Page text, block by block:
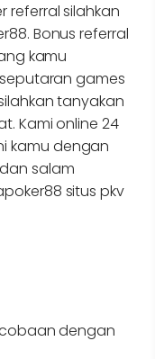
referral silahkan
Bonus referral
kamu
games
tanyakan
Kami online 24
kamu dengan
salam
situs pkv
dengan